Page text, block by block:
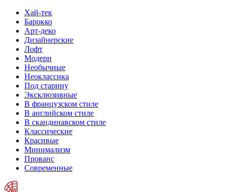
Хай-тек
Барокко
Арт-деко
Дизайнерские
Лофт
Модерн
Необычные
Неоклассика
Под старину
Эксклюзивные
В французском стиле
В английском стиле
В скандинавском стиле
Классические
Красивые
Минимализм
Прованс
Современные